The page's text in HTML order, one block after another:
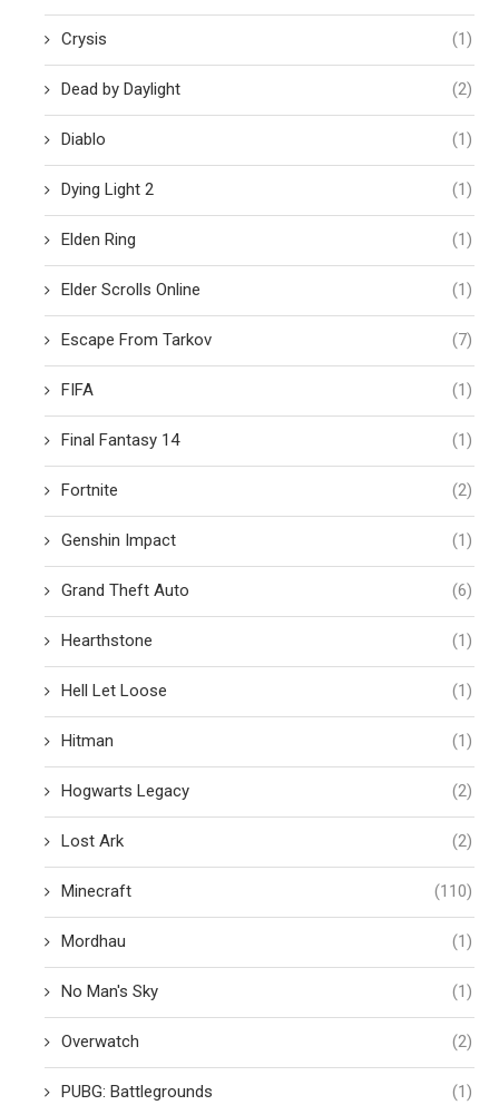
Crysis (1)
Dead by Daylight (2)
Diablo (1)
Dying Light 2 (1)
Elden Ring (1)
Elder Scrolls Online (1)
Escape From Tarkov (7)
FIFA (1)
Final Fantasy 14 (1)
Fortnite (2)
Genshin Impact (1)
Grand Theft Auto (6)
Hearthstone (1)
Hell Let Loose (1)
Hitman (1)
Hogwarts Legacy (2)
Lost Ark (2)
Minecraft (110)
Mordhau (1)
No Man's Sky (1)
Overwatch (2)
PUBG: Battlegrounds (1)